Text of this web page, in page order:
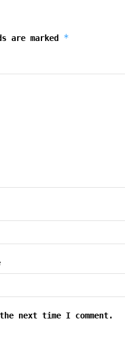
are marked *
next time I comment.